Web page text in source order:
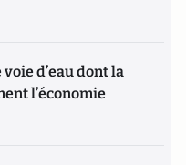
voie d’eau dont la
l’économie